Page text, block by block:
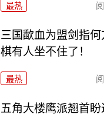
最热
三国歃血为盟剑指
棋有人坐不住了！
最热
五角大楼鹰派翘首